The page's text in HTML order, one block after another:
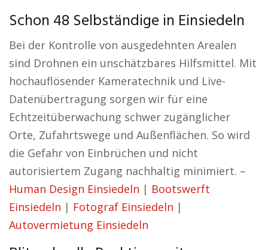
Schon 48 Selbständige in Einsiedeln
Bei der Kontrolle von ausgedehnten Arealen
sind Drohnen ein unschätzbares Hilfsmittel. Mit
hochauflösender Kameratechnik und Live-
Datenübertragung sorgen wir für eine
Echtzeitüberwachung schwer zugänglicher
Orte, Zufahrtswege und Außenflächen. So wird
die Gefahr von Einbrüchen und nicht
autorisiertem Zugang nachhaltig minimiert. –
Human Design Einsiedeln | Bootswerft
Einsiedeln | Fotograf Einsiedeln |
Autovermietung Einsiedeln